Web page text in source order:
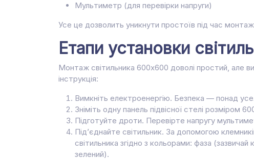
Мультиметр (для перевірки напруги)
Усе це дозволить уникнути простоїв під час
Етапи установки
Монтаж світильника 600х600 доволі простий, але
інструкція:
Вимкніть електроенергію. Безпека — понад
Зніміть одну панель підвісної стелі розміром
Підготуйте дроти. Перевірте напругу
Під’єднайте світильник. За допомогою
світильника згідно з кольорами: фаза
зелений).